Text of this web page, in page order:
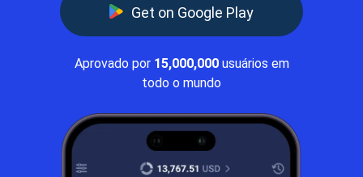
Get on Google Play
Aprovado por 15,000,000usuários em
todo o mundo